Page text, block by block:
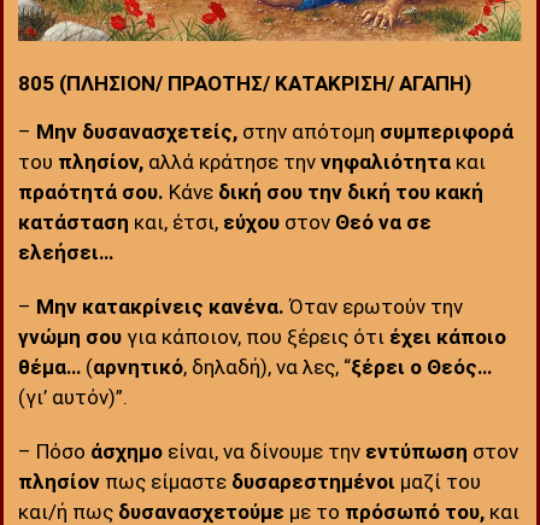
805 (ΠΛΗΣΙΟΝ/ ΠΡΑΟΤΗΣ/ ΚΑΤΑΚΡΙΣΗ/ ΑΓΑΠΗ)
– Μην δυσανασχετείς, στην απότομη συμπεριφορά
του πλησίον, αλλά κράτησε την νηφαλιότητα και
πραότητά σου. Κάνε δική σου την δική του κακή
κατάσταση και, έτσι, εύχου στον Θεό να σε
ελεήσει…
– Μην κατακρίνεις κανένα. Όταν ερωτούν την
γνώμη σου για κάποιον, που ξέρεις ότι έχει κάποιο
θέμα… (αρνητικό, δηλαδή), να λες, “ξέρει ο Θεός…
(γι’ αυτόν)”.
– Πόσο άσχημο είναι, να δίνουμε την εντύπωση στον
πλησίον πως είμαστε δυσαρεστημένοι μαζί του
και/ή πως δυσανασχετούμε με το πρόσωπό του, και